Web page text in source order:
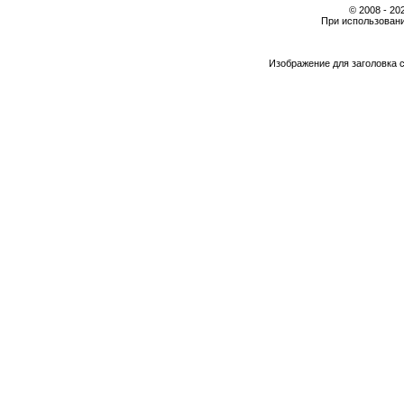
© 2008 -
При
Изображение для